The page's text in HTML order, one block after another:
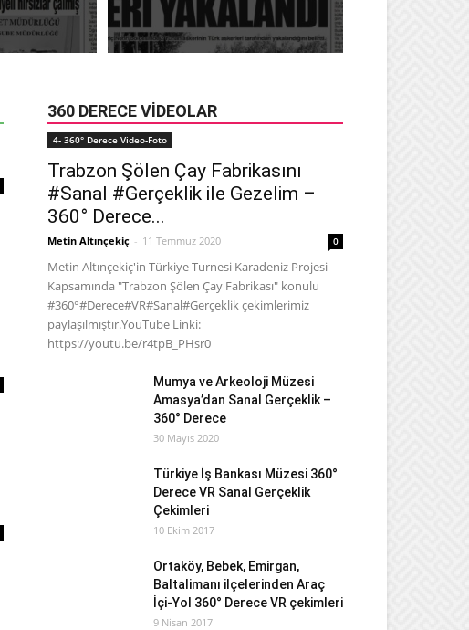
360 DERECE VIDEOLAR
4- 360° Derece Video-Foto
Trabzon Şölen Çay Fabrikasını
#Sanal #Gerçeklik ile Gezelim –
360° Derece...
Metin Altınçekiç - 11 Temmuz 2020 0
Metin Altınçekiç'in Türkiye Turnesi Karadeniz Projesi
Kapsamında "Trabzon Şölen Çay Fabrikası" konulu
#360°#Derece#VR#Sanal#Gerçeklik çekimlerimiz
paylaşılmıştır.YouTube Linki:
https://youtu.be/r4tpB_PHsr0
Mumya ve Arkeoloji Müzesi
Amasya’dan Sanal Gerçeklik –
360° Derece
30 Mayıs 2020
Türkiye İş Bankası Müzesi 360°
Derece VR Sanal Gerçeklik
Çekimleri
10 Ekim 2017
Ortaköy, Bebek, Emirgan,
Baltalimanı ilçelerinden Araç
İçi-Yol 360° Derece VR çekimleri
9 Nisan 2017